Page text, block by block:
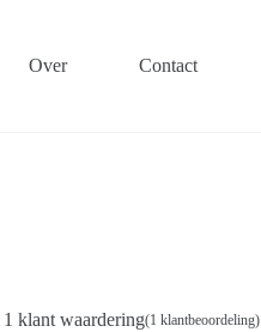
Over Contact
1 klant waardering(1 klantbeoordeling)